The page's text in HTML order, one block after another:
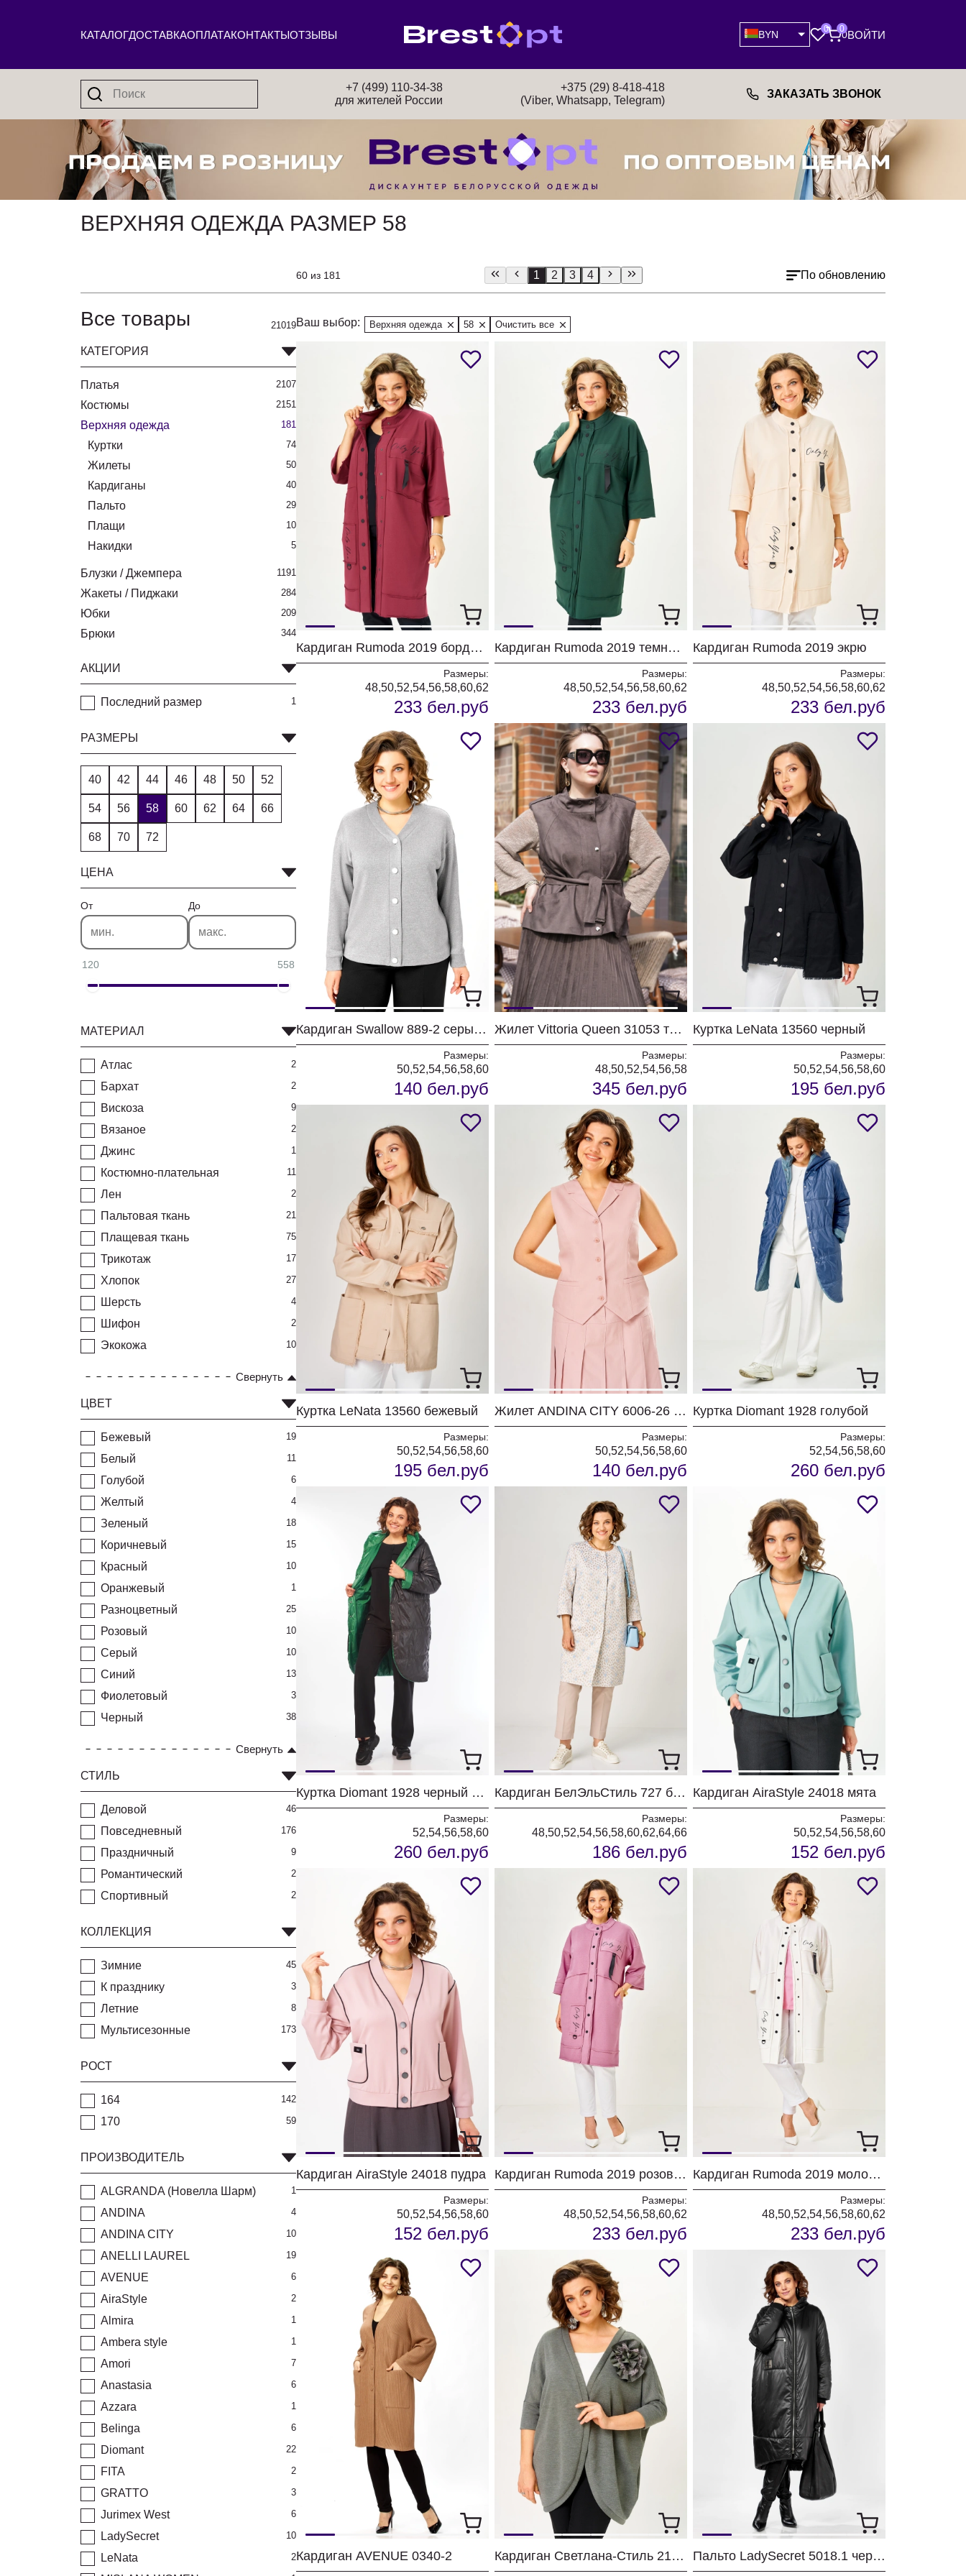
КАТАЛОГДОСТАВКАОПЛАТАКОНТАКТЫОТЗЫВЫ BYN
0 0
0ВОЙТИ
+7 (499) 110-34-38
для жителей России
+375 (29) 8-418-418
(Viber, Whatsapp, Telegram)
ЗАКАЗАТЬ ЗВОНОК
ВЕРХНЯЯ ОДЕЖДА РАЗМЕР 58
60 из 181 По обновлению
1 2 3 4
Все товары 21019
КАТЕГОРИЯ
Платья 2107
Костюмы 2151
Верхняя одежда 181
Куртки 74
Жилеты 50
Кардиганы 40
Пальто 29
Плащи 10
Накидки 5
Блузки / Джемпера 1191
Жакеты / Пиджаки 284
Юбки 209
Брюки 344
АКЦИИ
Последний размер 1
РАЗМЕРЫ
40 42 44 46 48 50 52
54 56 58 60 62 64 66
68 70 72
ЦЕНА
От До
120 558
МАТЕРИАЛ
Атлас 2
Бархат 2
Вискоза 9
Вязаное 2
Джинс 1
Костюмно-плательная 11
Лен 2
Пальтовая ткань 21
Плащевая ткань 75
Трикотаж 17
Хлопок 27
Шерсть 4
Шифон 2
Экокожа 10
Свернуть
ЦВЕТ
Бежевый 19
Белый 11
Голубой 6
Желтый 4
Зеленый 18
Коричневый 15
Красный 10
Оранжевый 1
Разноцветный 25
Розовый 10
Серый 10
Синий 13
Фиолетовый 3
Черный 38
Свернуть
СТИЛЬ
Деловой 46
Повседневный 176
Праздничный 9
Романтический 2
Спортивный 2
КОЛЛЕКЦИЯ
Зимние 45
К празднику 3
Летние 8
Мультисезонные 173
РОСТ
164 142
170 59
ПРОИЗВОДИТЕЛЬ
ALGRANDA (Новелла Шарм) 1
ANDINA 4
ANDINA CITY 10
ANELLI LAUREL 19
AVENUE 6
AiraStyle 2
Almira 1
Ambera style 1
Amori 7
Anastasia 6
Azzara 1
Belinga 6
Diomant 22
FITA 2
GRATTO 3
Jurimex West 6
LadySecret 10
LeNata 2
Ваш выбор: Верхняя одежда 58 Очистить все
Кардиган Rumoda 2019 бордовый
Размеры:
48,50,52,54,56,58,60,62
233 бел.руб
Кардиган Rumoda 2019 темно-зеленый
Размеры:
48,50,52,54,56,58,60,62
233 бел.руб
Кардиган Rumoda 2019 экрю
Размеры:
48,50,52,54,56,58,60,62
233 бел.руб
Кардиган Swallow 889-2 серый+серебристый
Размеры:
50,52,54,56,58,60
140 бел.руб
Жилет Vittoria Queen 31053 тауп
Размеры:
48,50,52,54,56,58
345 бел.руб
Куртка LeNata 13560 черный
Размеры:
50,52,54,56,58,60
195 бел.руб
Куртка LeNata 13560 бежевый
Размеры:
50,52,54,56,58,60
195 бел.руб
Жилет ANDINA CITY 6006-26 пыльная роза
Размеры:
50,52,54,56,58,60
140 бел.руб
Куртка Diomant 1928 голубой
Размеры:
52,54,56,58,60
260 бел.руб
Куртка Diomant 1928 черный + зеленый
Размеры:
52,54,56,58,60
260 бел.руб
Кардиган БелЭльСтиль 727 бежево-голубой
Размеры:
48,50,52,54,56,58,60,62,64,66
186 бел.руб
Кардиган AiraStyle 24018 мята
Размеры:
50,52,54,56,58,60
152 бел.руб
Кардиган AiraStyle 24018 пудра
Размеры:
50,52,54,56,58,60
152 бел.руб
Кардиган Rumoda 2019 розовый
Размеры:
48,50,52,54,56,58,60,62
233 бел.руб
Кардиган Rumoda 2019 молочный
Размеры:
48,50,52,54,56,58,60,62
233 бел.руб
Кардиган AVENUE 0340-2 Кардиган Светлана-Стиль 2159 мох Пальто LadySecret 5018.1 черный